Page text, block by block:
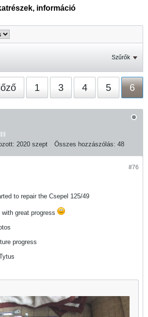
információ
Szűrők
1 3 4 5 6
2020 szept Összes hozzászólás: 48
#76
to repair the Csepel 125/49
great progress
progress